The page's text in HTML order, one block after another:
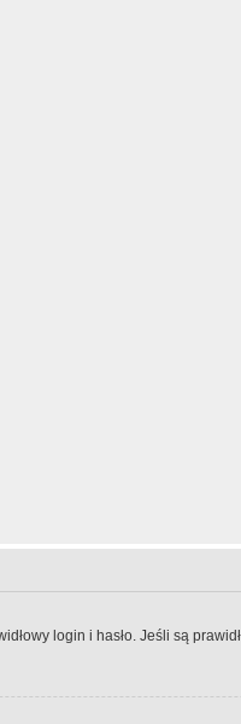
login i hasło. Jeśli są